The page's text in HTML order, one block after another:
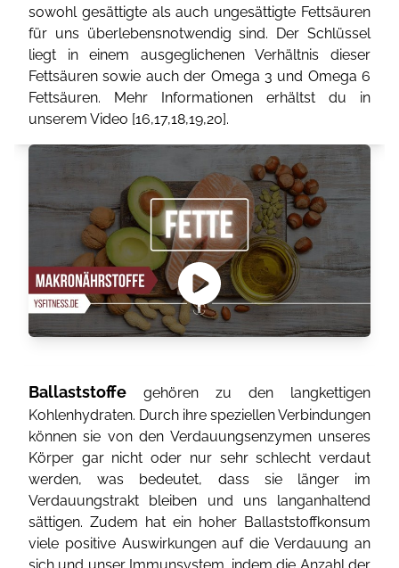
sowohl gesättigte als auch ungesättigte Fettsäuren
für uns überlebensnotwendig sind. Der Schlüssel
liegt in einem ausgeglichenen Verhältnis dieser
Fettsäuren sowie auch der Omega 3 und Omega 6
Fettsäuren. Mehr Informationen erhältst du in
unserem Video [16,17,18,19,20].
Ballaststoffe gehören zu den langkettigen
Kohlenhydraten. Durch ihre speziellen Verbindungen
können sie von den Verdauungsenzymen unseres
Körper gar nicht oder nur sehr schlecht verdaut
werden, was bedeutet, dass sie länger im
Verdauungstrakt bleiben und uns langanhaltend
sättigen. Zudem hat ein hoher Ballaststoffkonsum
viele positive Auswirkungen auf die Verdauung an